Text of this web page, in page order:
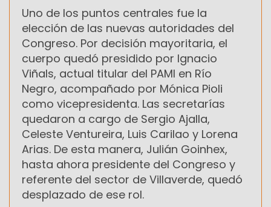
Uno de los puntos centrales fue la
elección de las nuevas autoridades del
Congreso. Por decisión mayoritaria, el
cuerpo quedó presidido por Ignacio
Viñals, actual titular del PAMI en Río
Negro, acompañado por Mónica Pioli
como vicepresidenta. Las secretarías
quedaron a cargo de Sergio Ajalla,
Celeste Ventureira, Luis Carilao y Lorena
Arias. De esta manera, Julián Goinhex,
hasta ahora presidente del Congreso y
referente del sector de Villaverde, quedó
desplazado de ese rol.